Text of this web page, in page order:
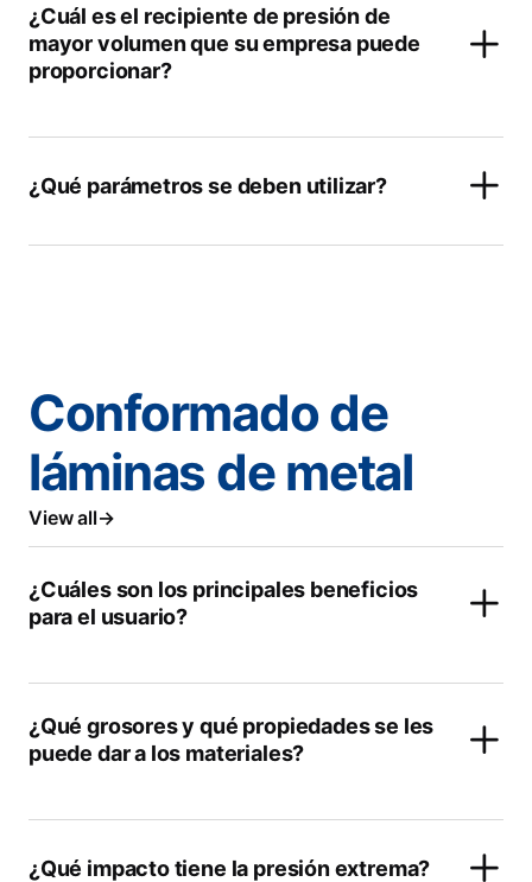
¿Cuál es el recipiente de presión de
mayor volumen que su empresa puede
proporcionar?
¿Qué parámetros se deben utilizar?
Conformado de
láminas de metal
View all
¿Cuáles son los principales beneficios
para el usuario?
¿Qué grosores y qué propiedades se les
puede dar a los materiales?
¿Qué impacto tiene la presión extrema?